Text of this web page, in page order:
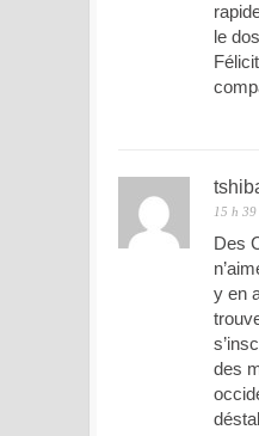
le
15 h 39
Des
y en
des